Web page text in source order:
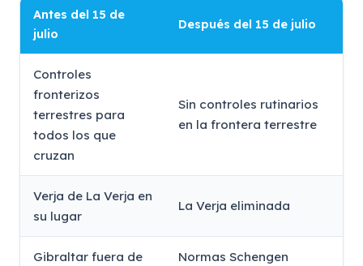
Antes del 15 de
julio
Después del 15 de julio
Controles
fronterizos
terrestres para
todos los que
cruzan
Sin controles rutinarios
en la frontera terrestre
Verja de La Verja en
su lugar
La Verja eliminada
Gibraltar fuera de
Normas Schengen